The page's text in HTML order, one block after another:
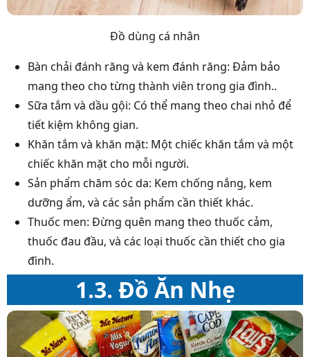
Đồ dùng cá nhân
Bàn chải đánh răng và kem đánh răng: Đảm bảo
mang theo cho từng thành viên trong gia đình..
Sữa tắm và dầu gội: Có thể mang theo chai nhỏ để
tiết kiệm không gian.
Khăn tắm và khăn mặt: Một chiếc khăn tắm và một
chiếc khăn mặt cho mỗi người.
Sản phẩm chăm sóc da: Kem chống nắng, kem
dưỡng ẩm, và các sản phẩm cần thiết khác.
Thuốc men: Đừng quên mang theo thuốc cảm,
thuốc đau đầu, và các loại thuốc cần thiết cho gia
đình.
1.3. Đồ Ăn Nhẹ